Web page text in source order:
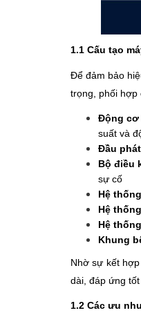
1.1 Cấu tạo
Để đảm bảo
trọng, phối hợp
Động cơ
suất và
Đầu
Bộ điều
sự cố
Hệ
Hệ
Hệ
Khung
Nhờ sự kết
dài, đáp ứng
1.2 Các ưu